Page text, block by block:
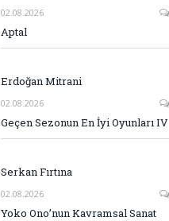
02.08.2026
Aptal
Erdoğan Mitrani
02.08.2026
Geçen Sezonun En İyi Oyunları IV
Serkan Fırtına
02.08.2026
Yoko Ono’nun Kavramsal Sanat